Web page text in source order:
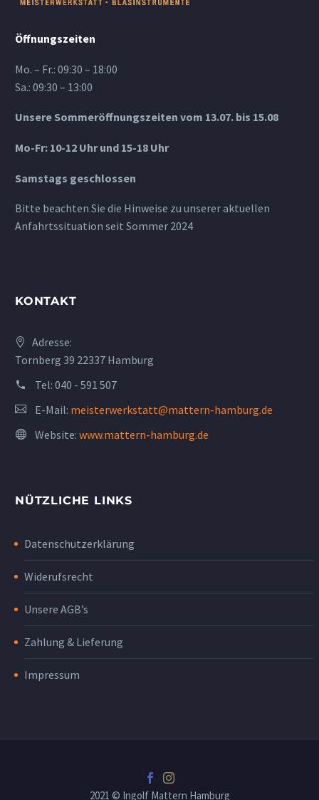
Öffnungszeiten
Mo. – Fr.: 09:30 – 18:00
Sa.: 09:30 – 13:00
Unsere Sommeröffnungszeiten vom 13.07. bis 15.08
Mo-Fr: 10-12 Uhr und 15-18 Uhr
Samstags geschlossen
Bitte beachten Sie die Hinweise zu unserer aktuellen
Anfahrtssituation seit Sommer 2024
KONTAKT
Adresse:
Tornberg 39 22337 Hamburg
Tel: 040 - 591 507
E-Mail: meisterwerkstatt@mattern-hamburg.de
Website: www.mattern-hamburg.de
NÜTZLICHE LINKS
Datenschutzerklärung
Widerufsrecht
Unsere AGB’s
Zahlung & Lieferung
Impressum
2021 © Ingolf Mattern Hamburg